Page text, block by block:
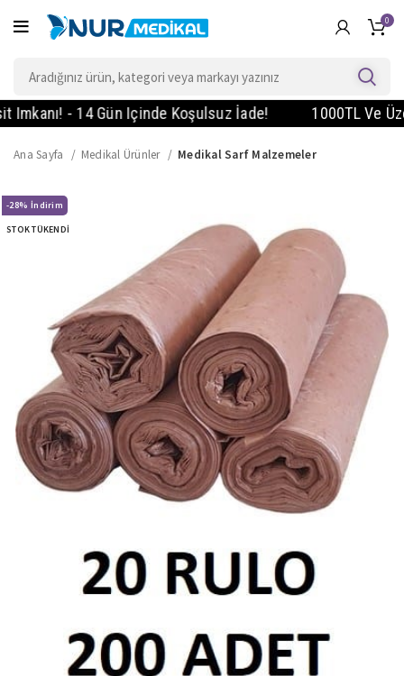
0
- 14 Gün Içinde Koşulsuz İade! 1000TL Ve
Ana Sayfa Medikal Ürünler Medikal Sarf Malzemeler
-28%
STOK TÜKENDI